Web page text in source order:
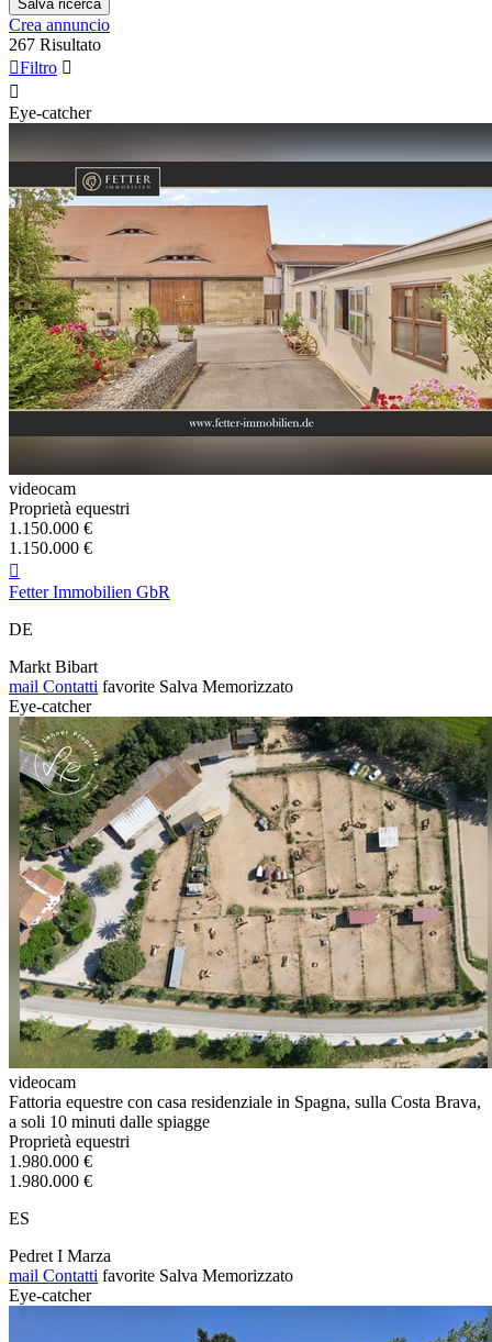
Salva ricerca
Crea annuncio
267 Risultato
Filtro 

Eye-catcher
videocam
Proprietà equestri
1.150.000 €
1.150.000 €

Fetter Immobilien GbR
DE
Markt Bibart
mail Contatti favorite Salva Memorizzato
Eye-catcher
videocam
Fattoria equestre con casa residenziale in Spagna, sulla Costa Brava,
a soli 10 minuti dalle spiagge
Proprietà equestri
1.980.000 €
1.980.000 €
ES
Pedret I Marza
mail Contatti favorite Salva Memorizzato
Eye-catcher